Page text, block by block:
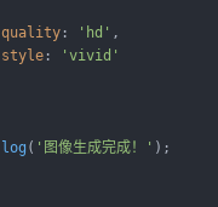
quality : 'hd' ,
style :
'vivid'
log ( '图像生成完成！' );